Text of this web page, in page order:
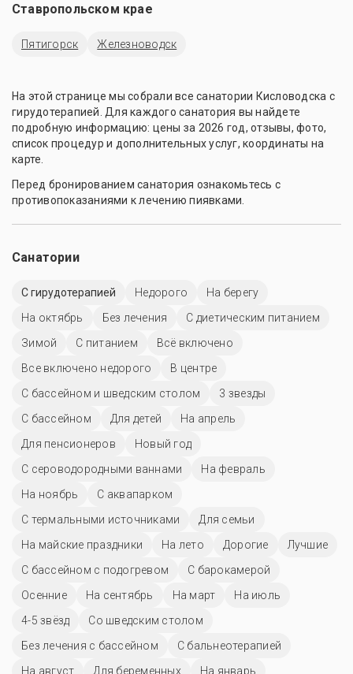
Ставропольском крае
Пятигорск Железноводск
На этой странице мы собрали все санатории Кисловодска с
гирудотерапией. Для каждого санатория вы найдете
подробную информацию: цены за 2026 год, отзывы, фото,
список процедур и дополнительных услуг, координаты на
карте.
Перед бронированием санатория ознакомьтесь с
противопоказаниями к лечению пиявками.
Санатории
С гирудотерапией Недорого
На берегу
На октябрь
Без лечения
С диетическим питанием
Зимой
С питанием
Всё включено
Все включено недорого
В центре
С бассейном и шведским столом
3 звезды
C бассейном
Для детей
На апрель
Для пенсионеров
Новый год
С сероводородными ваннами
На февраль
На ноябрь
С аквапарком
С термальными источниками
Для семьи
На майские праздники
На лето Дорогие
Лучшие
С бассейном с подогревом
С барокамерой
Осенние
На сентябрь На март
На июль
4-5 звёзд
Со шведским столом
Без лечения с бассейном
С бальнеотерапией
На август
Для беременных
На январь